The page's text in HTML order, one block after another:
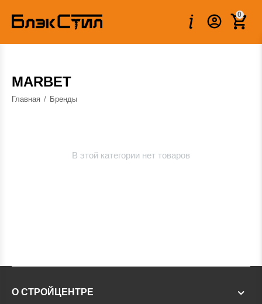
0
MARBET
Главная / Бренды
В этой категории нет товаров
О СТРОЙЦЕНТРЕ